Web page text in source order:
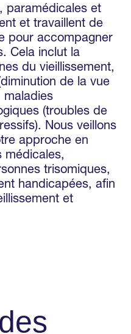
paramédicales et
et travaillent de
pour accompagner
Cela inclut la
du vieillissement,
de la vue
maladies
(troubles de
Nous veillons
approche en
médicales,
trisomiques,
handicapées, afin
et